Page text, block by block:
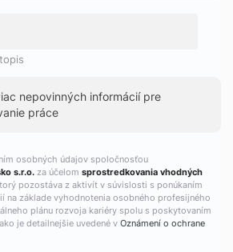
nepovinných informácií pre
práce
osobných údajov spoločnosťou
s.r.o. za účelom sprostredkovania vhodných
pozostáva z aktivít v súvislosti s ponúkaním
na základe vyhodnotenia osobného profesijného
plánu rozvoja kariéry spolu s poskytovaním
je detailnejšie uvedené v Oznámení o ochrane